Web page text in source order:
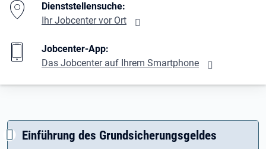
Dienststellensuche:
Ihr Jobcenter vor Ort
Jobcenter-App:
Das Jobcenter auf Ihrem Smartphone
Einführung des Grundsicherungsgeldes